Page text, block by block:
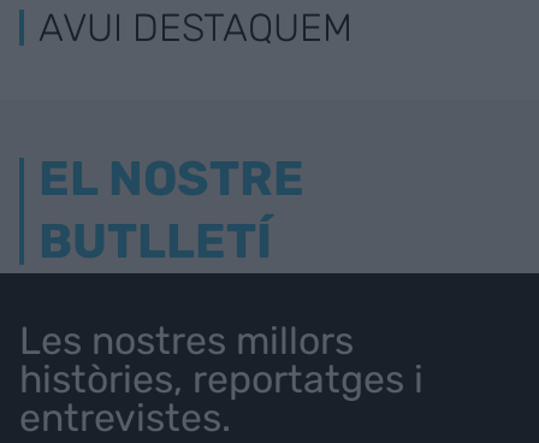
AVUI DESTAQUEM
EL NOSTRE
BUTLLETÍ
Les nostres millors
històries, reportatges i
entrevistes.